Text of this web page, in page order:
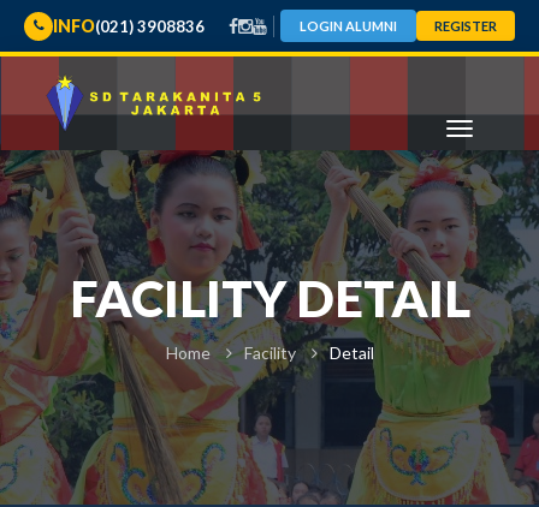
INFO(021) 3908836 LOGIN ALUMNI REGISTER
FACILITY DETAIL
Home Facility Detail